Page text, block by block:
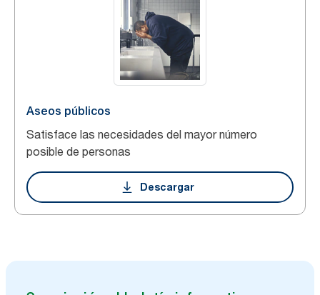
Aseos públicos
Satisface las necesidades del mayor número
posible de personas
Descargar